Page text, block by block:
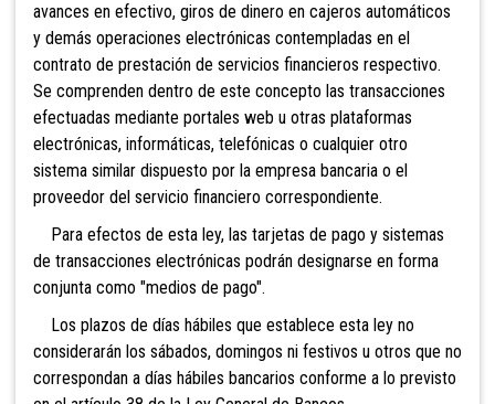
avances en efectivo, giros de dinero en cajeros automáticos
y demás operaciones electrónicas contempladas en el
contrato de prestación de servicios financieros respectivo.
Se comprenden dentro de este concepto las transacciones
efectuadas mediante portales web u otras plataformas
electrónicas, informáticas, telefónicas o cualquier otro
sistema similar dispuesto por la empresa bancaria o el
proveedor del servicio financiero correspondiente.
Para efectos de esta ley, las tarjetas de pago y sistemas
de transacciones electrónicas podrán designarse en forma
conjunta como "medios de pago".
Los plazos de días hábiles que establece esta ley no
considerarán los sábados, domingos ni festivos u otros que no
correspondan a días hábiles bancarios conforme a lo previsto